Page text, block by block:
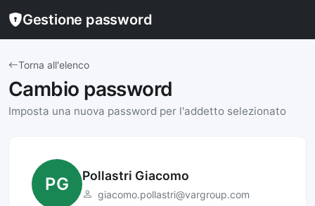
Gestione password
Torna all'elenco
Cambio password
Imposta una nuova password per l'addetto selezionato
PG Pollastri Giacomo
giacomo.pollastri@vargroup.com